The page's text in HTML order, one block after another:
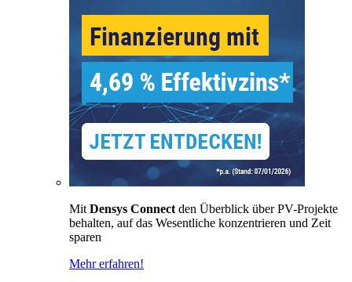
Mit Densys Connect den Überblick über PV-Projekte
behalten, auf das Wesentliche konzentrieren und Zeit
sparen
Mehr erfahren!